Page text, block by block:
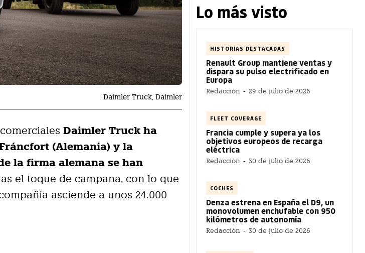
Daimler Truck, Daimler
Daimler Truck ha
(Alemania) y la
la firma alemana se han
el toque de campana, con lo que
asciende a unos 24.000
Lo más visto
HISTORIAS DESTACADAS
Renault Group mantiene ventas y
dispara su pulso electrificado en
Europa
Redacción - 29 de julio de 2026
FLEET COVERAGE
Francia cumple y supera ya los
objetivos europeos de recarga
eléctrica
Redacción - 30 de julio de 2026
COCHES
Denza estrena en España el D9, un
monovolumen enchufable con 950
kilómetros de autonomía
Redacción - 30 de julio de 2026